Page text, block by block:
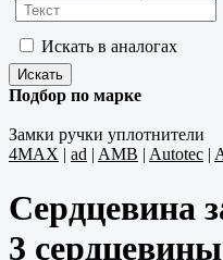
Искать в аналогах
Подбор по марке
Замки ручки уплотнители
4MAX | ad | AMB | Autotec |
Сердцевина
3